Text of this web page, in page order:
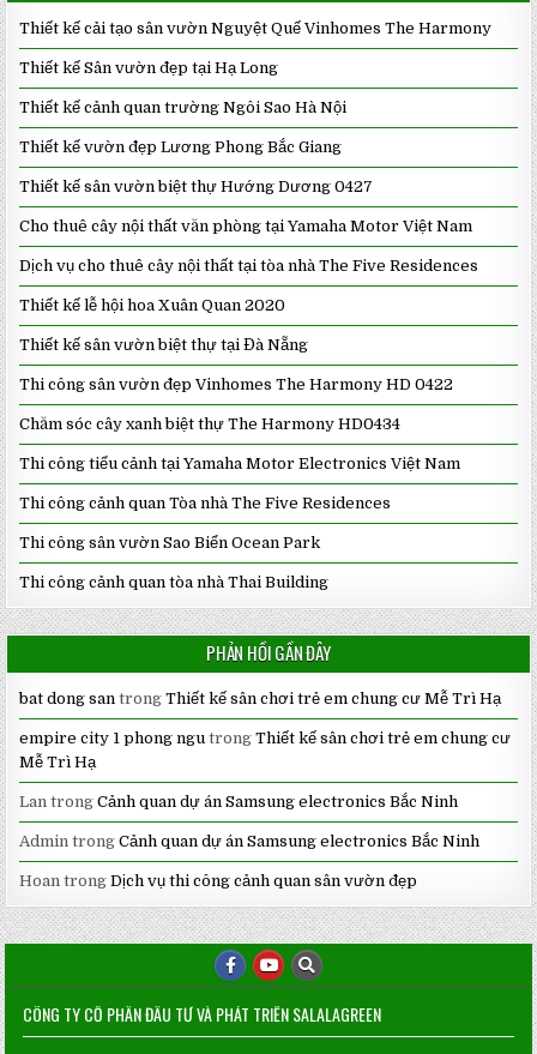
Thiết kế cải tạo sân vườn Nguyệt Quế Vinhomes The Harmony
Thiết kế Sân vườn đẹp tại Hạ Long
Thiết kế cảnh quan trường Ngôi Sao Hà Nội
Thiết kế vườn đẹp Lương Phong Bắc Giang
Thiết kế sân vườn biệt thự Hướng Dương 0427
Cho thuê cây nội thất văn phòng tại Yamaha Motor Việt Nam
Dịch vụ cho thuê cây nội thất tại tòa nhà The Five Residences
Thiết kế lễ hội hoa Xuân Quan 2020
Thiết kế sân vườn biệt thự tại Đà Nẵng
Thi công sân vườn đẹp Vinhomes The Harmony HD 0422
Chăm sóc cây xanh biệt thự The Harmony HD0434
Thi công tiểu cảnh tại Yamaha Motor Electronics Việt Nam
Thi công cảnh quan Tòa nhà The Five Residences
Thi công sân vườn Sao Biển Ocean Park
Thi công cảnh quan tòa nhà Thai Building
PHẢN HỒI GẦN ĐÂY
bat dong san trongThiết kế sân chơi trẻ em chung cư Mễ Trì Hạ
empire city 1 phong ngu trongThiết kế sân chơi trẻ em chung cư
Mễ Trì Hạ
Lan trongCảnh quan dự án Samsung electronics Bắc Ninh
Admin trongCảnh quan dự án Samsung electronics Bắc Ninh
Hoan trongDịch vụ thi công cảnh quan sân vườn đẹp
CÔNG TY CỔ PHẦN ĐẦU TƯ VÀ PHÁT TRIỂN SALALAGREEN